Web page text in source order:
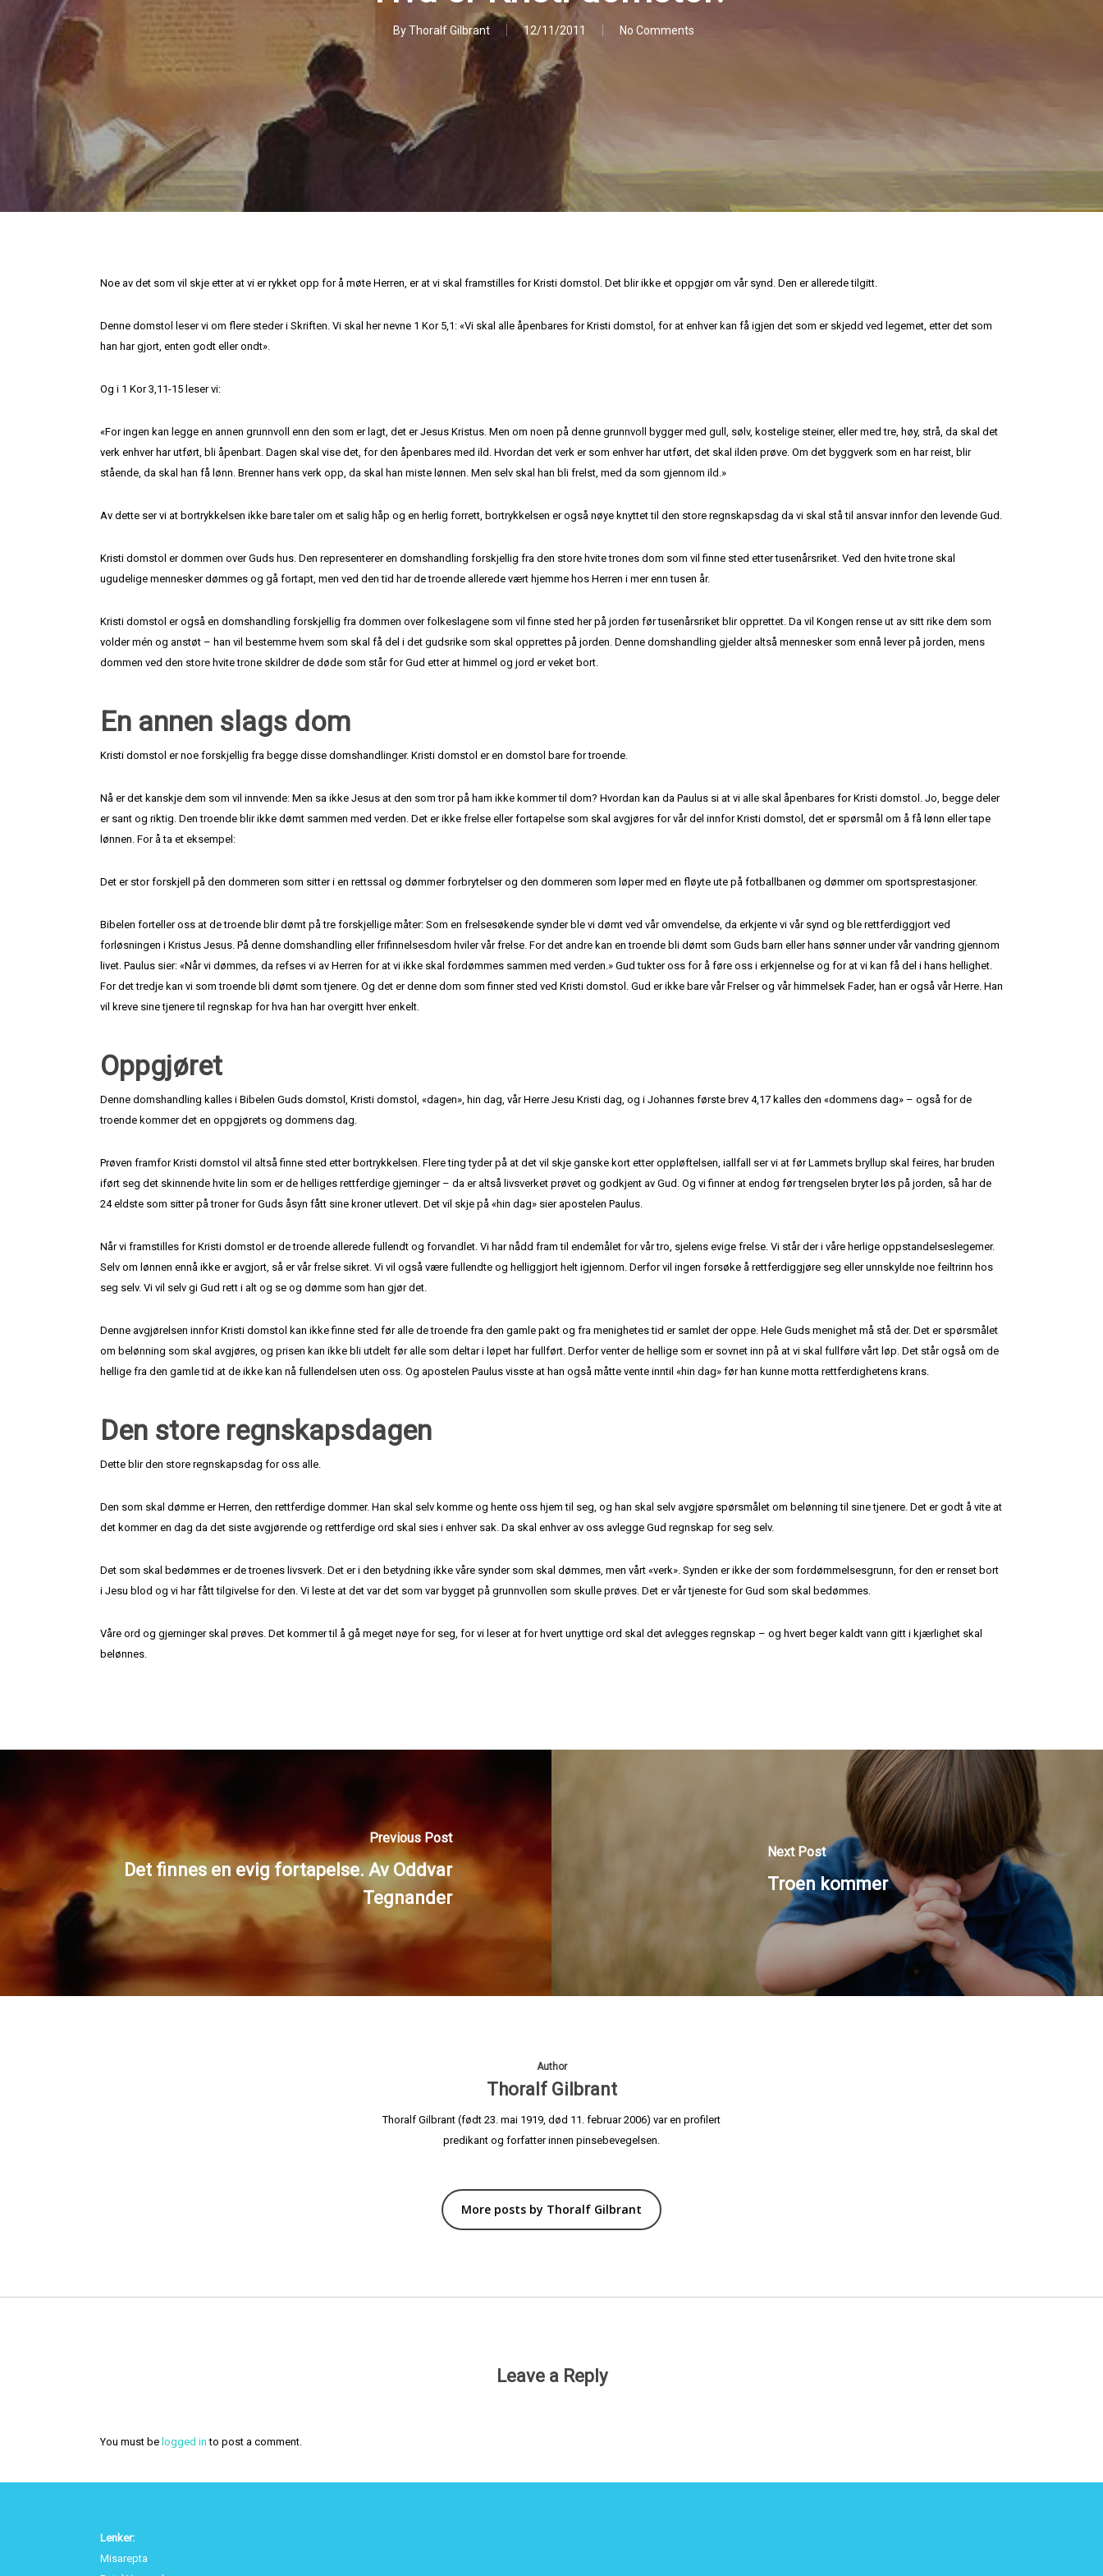
By Thoralf Gilbrant 12/11/2011 No Comments
Noe av det som vil skje etter at vi er rykket opp for å møte Herren, er at vi skal framstilles for Kristi domstol. Det blir ikke et oppgjør om vår synd. Den er allerede tilgitt.
Denne domstol leser vi om flere steder i Skriften. Vi skal her nevne 1 Kor 5,1: «Vi skal alle åpenbares for Kristi domstol, for at enhver kan få igjen det som er skjedd ved legemet, etter det som
han har gjort, enten godt eller ondt».
Og i 1 Kor 3,11-15 leser vi:
«For ingen kan legge en annen grunnvoll enn den som er lagt, det er Jesus Kristus. Men om noen på denne grunnvoll bygger med gull, sølv, kostelige steiner, eller med tre, høy, strå, da skal det
verk enhver har utført, bli åpenbart. Dagen skal vise det, for den åpenbares med ild. Hvordan det verk er som enhver har utført, det skal ilden prøve. Om det byggverk som en har reist, blir
stående, da skal han få lønn. Brenner hans verk opp, da skal han miste lønnen. Men selv skal han bli frelst, med da som gjennom ild.»
Av dette ser vi at bortrykkelsen ikke bare taler om et salig håp og en herlig forrett, bortrykkelsen er også nøye knyttet til den store regnskapsdag da vi skal stå til ansvar innfor den levende Gud.
Kristi domstol er dommen over Guds hus. Den representerer en domshandling forskjellig fra den store hvite trones dom som vil finne sted etter tusenårsriket. Ved den hvite trone skal
ugudelige mennesker dømmes og gå fortapt, men ved den tid har de troende allerede vært hjemme hos Herren i mer enn tusen år.
Kristi domstol er også en domshandling forskjellig fra dommen over folkeslagene som vil finne sted her på jorden før tusenårsriket blir opprettet. Da vil Kongen rense ut av sitt rike dem som
volder mén og anstøt – han vil bestemme hvem som skal få del i det gudsrike som skal opprettes på jorden. Denne domshandling gjelder altså mennesker som ennå lever på jorden, mens
dommen ved den store hvite trone skildrer de døde som står for Gud etter at himmel og jord er veket bort.
En annen slags dom
Kristi domstol er noe forskjellig fra begge disse domshandlinger. Kristi domstol er en domstol bare for troende.
Nå er det kanskje dem som vil innvende: Men sa ikke Jesus at den som tror på ham ikke kommer til dom? Hvordan kan da Paulus si at vi alle skal åpenbares for Kristi domstol. Jo, begge deler
er sant og riktig. Den troende blir ikke dømt sammen med verden. Det er ikke frelse eller fortapelse som skal avgjøres for vår del innfor Kristi domstol, det er spørsmål om å få lønn eller tape
lønnen. For å ta et eksempel:
Det er stor forskjell på den dommeren som sitter i en rettssal og dømmer forbrytelser og den dommeren som løper med en fløyte ute på fotballbanen og dømmer om sportsprestasjoner.
Bibelen forteller oss at de troende blir dømt på tre forskjellige måter: Som en frelsesøkende synder ble vi dømt ved vår omvendelse, da erkjente vi vår synd og ble rettferdiggjort ved
forløsningen i Kristus Jesus. På denne domshandling eller frifinnelsesdom hviler vår frelse. For det andre kan en troende bli dømt som Guds barn eller hans sønner under vår vandring gjennom
livet. Paulus sier: «Når vi dømmes, da refses vi av Herren for at vi ikke skal fordømmes sammen med verden.» Gud tukter oss for å føre oss i erkjennelse og for at vi kan få del i hans hellighet.
For det tredje kan vi som troende bli dømt som tjenere. Og det er denne dom som finner sted ved Kristi domstol. Gud er ikke bare vår Frelser og vår himmelsek Fader, han er også vår Herre. Han
vil kreve sine tjenere til regnskap for hva han har overgitt hver enkelt.
Oppgjøret
Denne domshandling kalles i Bibelen Guds domstol, Kristi domstol, «dagen», hin dag, vår Herre Jesu Kristi dag, og i Johannes første brev 4,17 kalles den «dommens dag» – også for de
troende kommer det en oppgjørets og dommens dag.
Prøven framfor Kristi domstol vil altså finne sted etter bortrykkelsen. Flere ting tyder på at det vil skje ganske kort etter oppløftelsen, iallfall ser vi at før Lammets bryllup skal feires, har bruden
iført seg det skinnende hvite lin som er de helliges rettferdige gjerninger – da er altså livsverket prøvet og godkjent av Gud. Og vi finner at endog før trengselen bryter løs på jorden, så har de
24 eldste som sitter på troner for Guds åsyn fått sine kroner utlevert. Det vil skje på «hin dag» sier apostelen Paulus.
Når vi framstilles for Kristi domstol er de troende allerede fullendt og forvandlet. Vi har nådd fram til endemålet for vår tro, sjelens evige frelse. Vi står der i våre herlige oppstandelseslegemer.
Selv om lønnen ennå ikke er avgjort, så er vår frelse sikret. Vi vil også være fullendte og helliggjort helt igjennom. Derfor vil ingen forsøke å rettferdiggjøre seg eller unnskylde noe feiltrinn hos
seg selv. Vi vil selv gi Gud rett i alt og se og dømme som han gjør det.
Denne avgjørelsen innfor Kristi domstol kan ikke finne sted før alle de troende fra den gamle pakt og fra menighetes tid er samlet der oppe. Hele Guds menighet må stå der. Det er spørsmålet
om belønning som skal avgjøres, og prisen kan ikke bli utdelt før alle som deltar i løpet har fullført. Derfor venter de hellige som er sovnet inn på at vi skal fullføre vårt løp. Det står også om de
hellige fra den gamle tid at de ikke kan nå fullendelsen uten oss. Og apostelen Paulus visste at han også måtte vente inntil «hin dag» før han kunne motta rettferdighetens krans.
Den store regnskapsdagen
Dette blir den store regnskapsdag for oss alle.
Den som skal dømme er Herren, den rettferdige dommer. Han skal selv komme og hente oss hjem til seg, og han skal selv avgjøre spørsmålet om belønning til sine tjenere. Det er godt å vite at
det kommer en dag da det siste avgjørende og rettferdige ord skal sies i enhver sak. Da skal enhver av oss avlegge Gud regnskap for seg selv.
Det som skal bedømmes er de troenes livsverk. Det er i den betydning ikke våre synder som skal dømmes, men vårt «verk». Synden er ikke der som fordømmelsesgrunn, for den er renset bort
i Jesu blod og vi har fått tilgivelse for den. Vi leste at det var det som var bygget på grunnvollen som skulle prøves. Det er vår tjeneste for Gud som skal bedømmes.
Våre ord og gjerninger skal prøves. Det kommer til å gå meget nøye for seg, for vi leser at for hvert unyttige ord skal det avlegges regnskap – og hvert beger kaldt vann gitt i kjærlighet skal
belønnes.
Previous Post
Det finnes en evig fortapelse. Av Oddvar
Tegnander
Next Post
Troen kommer
Author
Thoralf Gilbrant
Thoralf Gilbrant (født 23. mai 1919, død 11. februar 2006) var en profilert
predikant og forfatter innen pinsebevegelsen.
More posts by Thoralf Gilbrant
Leave a Reply
You must be logged in to post a comment.
Lenker:
Misarepta